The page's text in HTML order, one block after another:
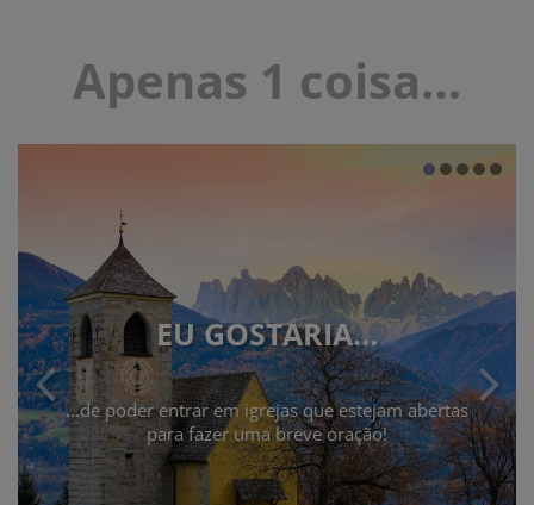
Apenas 1 coisa…
EU GOSTARIA…
...de poder entrar em igrejas que estejam abertas
para fazer uma breve oração!